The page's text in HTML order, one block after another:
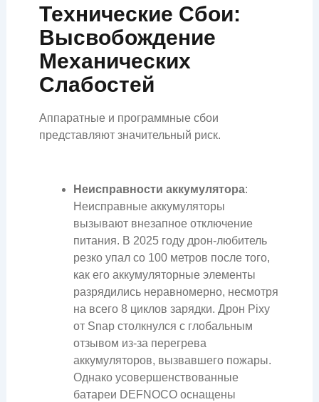
Технические Сбои:
Высвобождение
Механических
Слабостей
Аппаратные и программные сбои
представляют значительный риск.
Неисправности аккумулятора:
Неисправные аккумуляторы
вызывают внезапное отключение
питания. В 2025 году дрон-любитель
резко упал со 100 метров после того,
как его аккумуляторные элементы
разрядились неравномерно, несмотря
на всего 8 циклов зарядки. Дрон Pixy
от Snap столкнулся с глобальным
отзывом из-за перегрева
аккумуляторов, вызвавшего пожары.
Однако усовершенствованные
батареи DEFNOCO оснащены